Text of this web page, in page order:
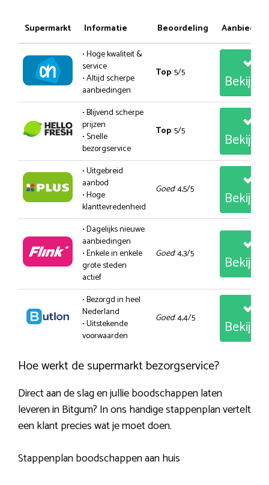
Supermarkt Informatie Beoordeling
• Hoge kwaliteit &
service
• Altijd scherpe
aanbiedingen
Top: 5/5
• Blijvend scherpe
prijzen
• Snelle
bezorgservice
Top: 5/5
• Uitgebreid
aanbod
• Hoge
klanttevredenheid
Goed: 4,5/5
• Dagelijks nieuwe
aanbiedingen
• Enkele in enkele
grote steden
actief
Goed: 4,3/5
• Bezorgd in heel
Nederland
• Uitstekende
voorwaarden
Goed: 4,4/5
Hoe werkt de supermarkt bezorgservice?
Direct aan de slag en jullie boodschappen laten
leveren in Bitgum? In ons handige stappenplan vertelt
een klant precies wat je moet doen.
Stappenplan boodschappen aan huis